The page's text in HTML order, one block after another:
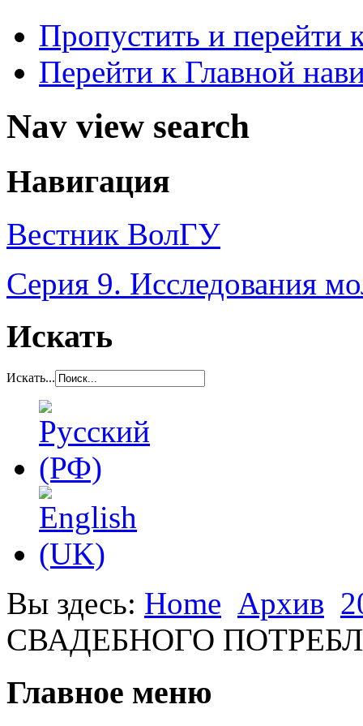
Пропустить и перейти
Перейти к Главной
Nav view search
Навигация
Вестник ВолГУ
Серия 9. Исследования
Искать
Искать...
Вы здесь: Home Архив
СВАДЕБНОГО
Главное меню